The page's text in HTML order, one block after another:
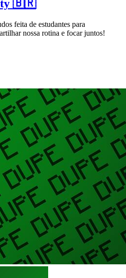
🇧🇷
feita de estudantes para
nossa rotina e focar juntos!